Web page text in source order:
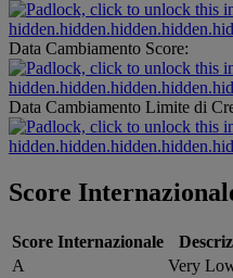
Data Cambiamento Score:
Data Cambiamento Limite di
Score
Score Internazionale
A
Very